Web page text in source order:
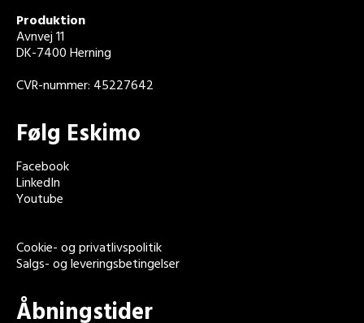
Produktion
Avnvej 11
DK-7400 Herning
CVR-nummer: 45227642
Følg Eskimo
Facebook
LinkedIn
Youtube
Cookie- og privatlivspolitik
Salgs- og leveringsbetingelser
Åbningstider